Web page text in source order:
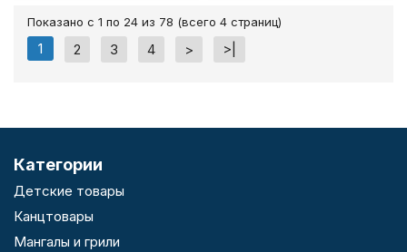
Показано с 1 по 24 из 78 (всего 4 страниц)
1 2 3 4 > >|
Категории
Детские товары
Канцтовары
Мангалы и грили